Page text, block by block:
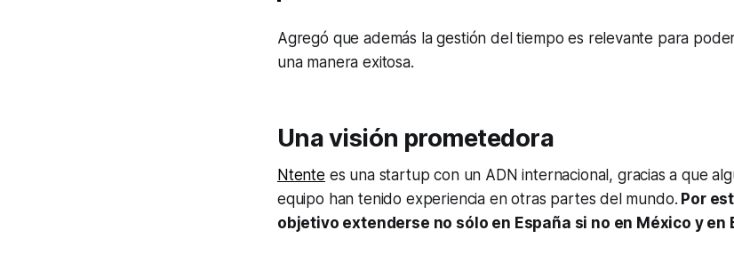
Agregó que además la gestión del tiempo es relevante para
una manera exitosa.
Una visión prometedora
Ntente es una startup con un ADN internacional, gracias a que
equipo han tenido experiencia en otras partes del mundo. Por
objetivo extenderse no sólo en España si no en México y en